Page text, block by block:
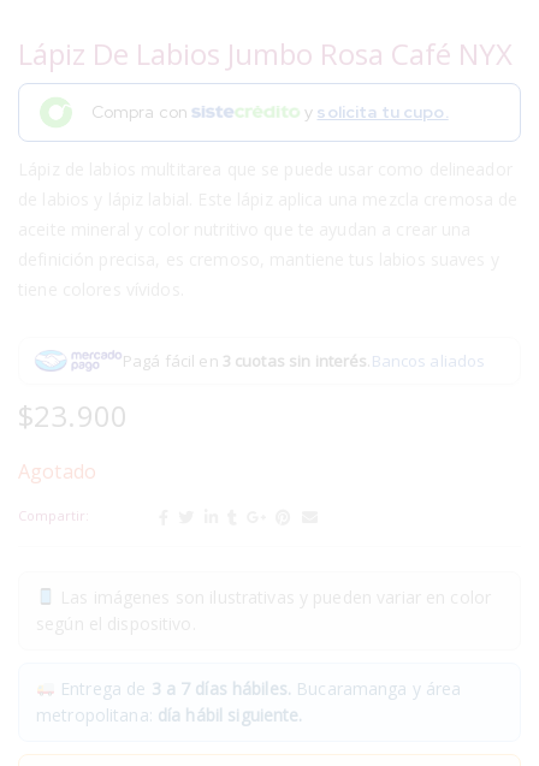
Lápiz De Labios Jumbo Rosa Café NYX
Compra con y solicita tu cupo.
Pagá fácil en 3 cuotas sin interés Bancos aliados
$23.900
Agotado
Compartir:
Entrega de 3 a 7 días hábiles. Bucaramanga y área
metropolitana: día hábil siguiente.